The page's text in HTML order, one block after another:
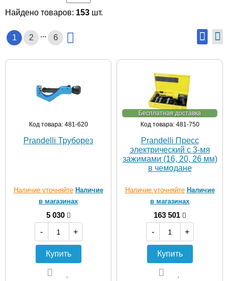
Найдено товаров: 153 шт.
1 2 ... 6
Код товара: 481-620
Prandelli Труборез
Наличие уточняйте Наличие
в магазинах
5 030
-
+
Купить
Бесплатная доставка
Код товара: 481-750
Prandelli Пресс
электрический с 3-мя
зажимами (16, 20, 26 мм)
в чемодане
Наличие уточняйте Наличие
в магазинах
163 501
-
+
Купить